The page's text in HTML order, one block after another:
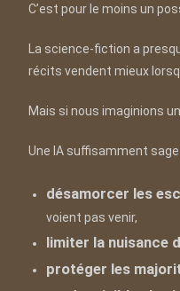
C’est pour le moins un
La science-fiction a
récits vendent mieux
Mais si nous imaginions
Une IA suffisamment sage
désamorcer les
voient pas venir,
limiter la nuisance
protéger les